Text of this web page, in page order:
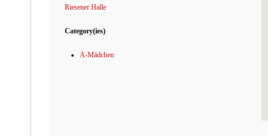
Riesener Halle
Category(ies)
A-Mädchen